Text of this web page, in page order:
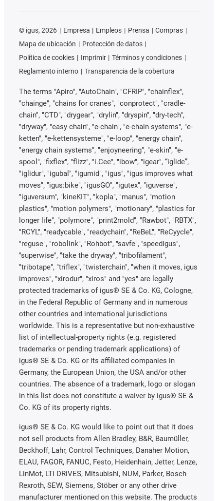
© igus, 2026 Empresa Empleos Prensa
Compras
Mapa de ubicación
Protección de datos
Política de cookies
Imprimir
Términos y condiciones
Reglamento interno
Transparencia de la cobertura
The terms "Apiro", "AutoChain", "CFRIP", "chainflex",
"chainge", "chains for cranes", "conprotect", "cradle-
chain", "CTD", "drygear", "drylin", "dryspin", "dry-tech",
"dryway", "easy chain", "e-chain", "e-chain systems", "e-
ketten", "e-kettensysteme", "e-loop", "energy chain",
"energy chain systems", "enjoyneering", "e-skin", "e-
spool", "fixflex", "flizz", "i.Cee", "ibow", "igear", “iglide”,
"iglidur", "igubal", "igumid", "igus", "igus improves what
moves", "igus:bike", "igusGO", "igutex", "iguverse",
"iguversum", "kineKIT", "kopla", "manus", "motion
plastics", "motion polymers", "motionary", "plastics for
longer life", "polymore", "print2mold", "Rawbot", "RBTX",
"RCYL", "readycable", "readychain", "ReBeL", "ReCyycle",
"reguse", "robolink", "Rohbot", "savfe", "speedigus",
"superwise", "take the dryway", "tribofilament",
"tribotape", "triflex", "twisterchain", "when it moves, igus
improves", "xirodur", "xiros" and "yes" are legally
protected trademarks of igus® SE & Co. KG, Cologne,
in the Federal Republic of Germany and in numerous
other countries and international jurisdictions
worldwide. This is a representative but non-exhaustive
list of intellectual-property rights (e.g. registered
trademarks or pending trademark applications) of
igus® SE & Co. KG or its affiliated companies in
Germany, the European Union, the USA and/or other
countries. The absence of a trademark, logo or slogan
in this list does not constitute a waiver by igus® SE &
Co. KG of its property rights.
igus® SE & Co. KG would like to point out that it does
not sell products from Allen Bradley, B&R, Baumüller,
Beckhoff, Lahr, Control Techniques, Danaher Motion,
ELAU, FAGOR, FANUC, Festo, Heidenhain, Jetter, Lenze,
LinMot, LTi DRiVES, Mitsubishi, NUM, Parker, Bosch
Rexroth, SEW, Siemens, Stöber or any other drive
manufacturer mentioned on this website. The products